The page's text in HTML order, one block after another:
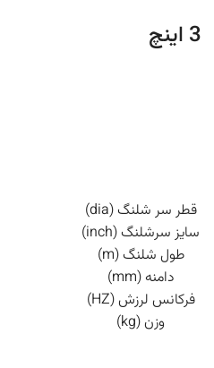
3 اینچ
قطر سر شلنگ (dia)
سایز سرشلنگ (inch)
طول شلنگ (m)
دامنه (mm)
فرکانس لرزش (HZ)
وزن (kg)